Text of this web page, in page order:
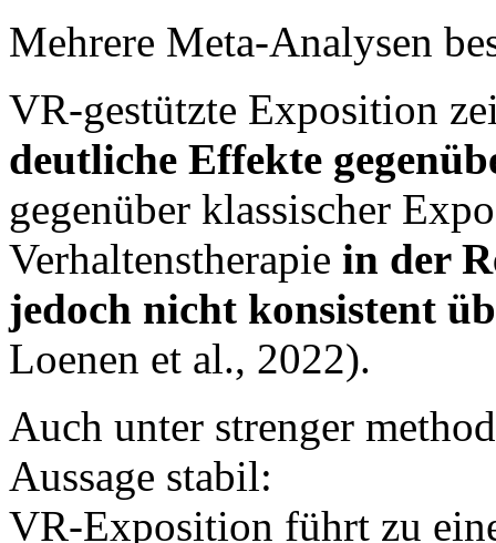
Mehrere Meta-Analysen
VR-gestützte Exposition
deutliche Effekte
gegenüber klassischer
Verhaltenstherapie in der
jedoch nicht konsistent
Loenen et al., 2022).
Auch unter strenger
Aussage stabil:
VR-Exposition führt zu